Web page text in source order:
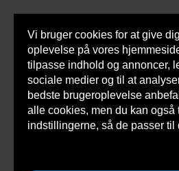
Vi bruger cookies for at give
oplevelse på vores
tilpasse indhold og annoncer,
sociale medier og til at
bedste brugeroplevelse
alle cookies, men du kan også
indstillingerne, så de passer til
Du
her:
Armatec > Produkter >
3-delt > Kugleventil DVC1311
Kugleventil DVC1311510011